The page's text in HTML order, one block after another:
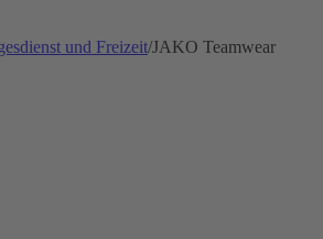
und Freizeit/JAKO Teamwear